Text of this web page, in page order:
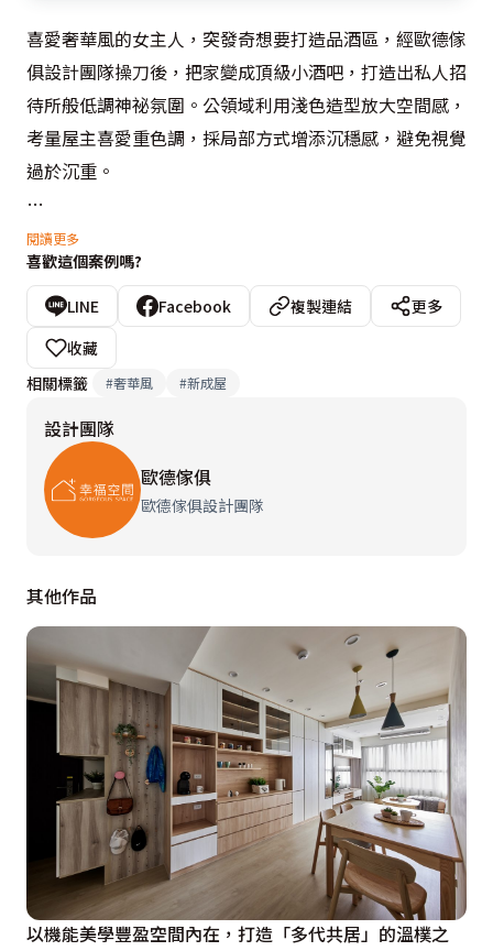
喜愛奢華風的女主人，突發奇想要打造品酒區，經歐德傢
俱設計團隊操刀後，把家變成頂級小酒吧，打造出私人招
待所般低調神祕氛圍。公領域利用淺色造型放大空間感，
考量屋主喜愛重色調，採局部方式增添沉穩感，避免視覺
過於沉重。
室內以半高電視牆做為分水嶺，一側規劃為客廳，使用
仿馬賽克磁磚打造視覺亮點；另一側變成品酒區，設置休
閒臥榻，成為品酩、喝咖啡的聊天聚會角落。由於屋主希
望有部分區域可放酒，遂使用壁掛展示櫃打造出重複Ｖ字
造型的紅酒櫃，餐邊櫃也改成酒水吧檯，陳列各式酒類和
閱讀更多
喜歡這個案例嗎?
LINE Facebook 複製連結
更多
收藏
相關標籤
#奢華風 #新成屋
設計團隊
歐德傢俱
歐德傢俱設計團隊
其他作品
以機能美學豐盈空間內在，打造「多代共居」的溫樸之